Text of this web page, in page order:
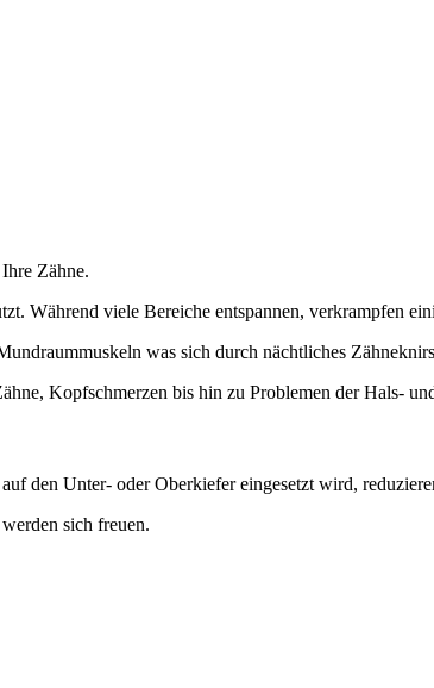
Zähne.
Während viele Bereiche entspannen, verkrampfen
was sich durch nächtliches
Kopfschmerzen bis hin zu Problemen der Hals-
den Unter- oder Oberkiefer eingesetzt wird,
sich freuen.